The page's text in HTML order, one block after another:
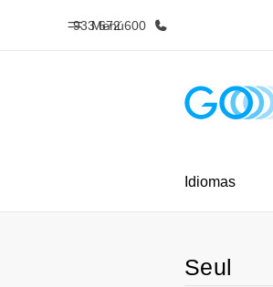
Menú
933 672 600
Inicio
Idiomas
Seul